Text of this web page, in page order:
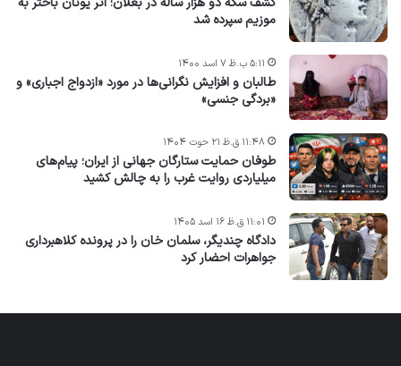
موزیم سپرده شد
طالبان و افزایش نگرانی‌ها در مورد «ازدواج اجباری» و
«بردگی جنسی»
۵:۱۱ ب.ظ ۷ اسد ۱۴۰۰
طوفان حمایت ستارگان جهانی از ایران؛ پیام‌های
میلیاردی روایت غرب را به چالش کشید
۱۱:۴۸ ق.ظ ۲۱ حوت ۱۴۰۴
دادگاه چندیگر، سلمان خان را در پرونده کلاهبرداری
جواهرات احضار کرد
۱۱:۰۱ ق.ظ ۱۶ اسد ۱۴۰۵